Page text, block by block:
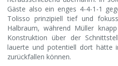
Gäste also ein enges 4-4-1-1
Tolisso prinzipiell tief und
Halbraum, während Müller
Konstruktion über der
lauerte und potentiell dort hätte
zurückfallen können.